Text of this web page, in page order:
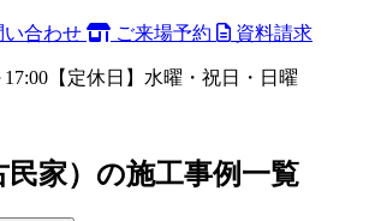
い合わせ ご来場予約 資料請求
17:00【定休日】水曜・祝日・日曜
民家）の施工事例一覧